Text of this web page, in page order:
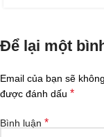
Để lại một
Email của bạn sẽ
được đánh dấu *
Bình luận *